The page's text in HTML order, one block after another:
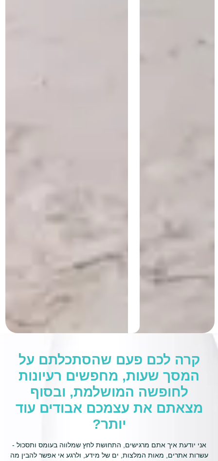
קרה לכם פעם שהסתכלתם על
המסך שעות, מחפשים רעיונות
לחופשה המושלמת, ובסוף
מצאתם את עצמכם אבודים עוד
יותר?
אני יודעת איך אתם מרגישים, התחושת לחץ שמלווה בעומס ותסכול -
עשרות אתרים, מאות המלצות, ים של מידע, ולרגע אי אפשר להבין מה